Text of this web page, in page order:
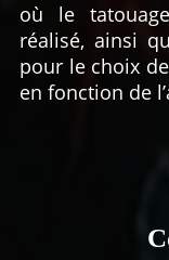
où le
réalisé, ainsi
pour le choix
en fonction de